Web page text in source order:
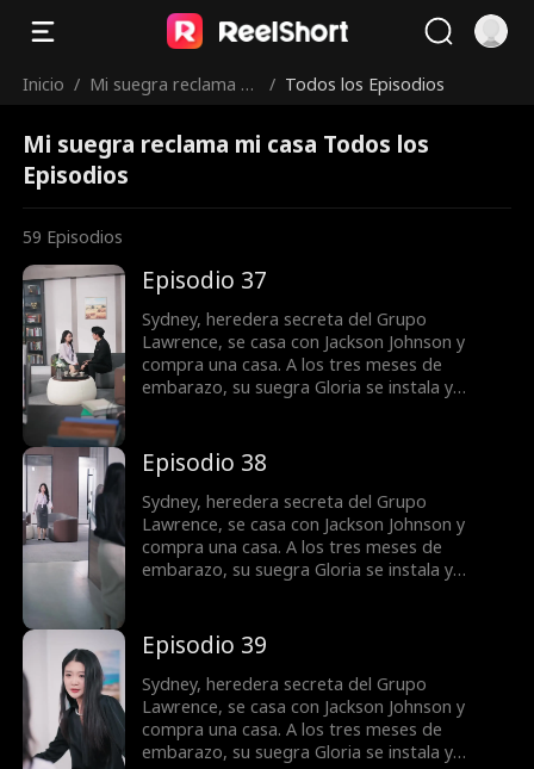
Inicio / Mi suegra reclama mi
/ Todos los Episodios
Mi suegra reclama mi casa Todos los
Episodios
59 Episodios
Episodio 37
Sydney, heredera secreta del Grupo
Lawrence, se casa con Jackson Johnson y
compra una casa. A los tres meses de
embarazo, su suegra Gloria se instala y
vuelve una guerra por la dignidad. La justicia
tarda, pero llega.
Episodio 38
Sydney, heredera secreta del Grupo
Lawrence, se casa con Jackson Johnson y
compra una casa. A los tres meses de
embarazo, su suegra Gloria se instala y
vuelve una guerra por la dignidad. La justicia
tarda, pero llega.
Episodio 39
Sydney, heredera secreta del Grupo
Lawrence, se casa con Jackson Johnson y
compra una casa. A los tres meses de
embarazo, su suegra Gloria se instala y